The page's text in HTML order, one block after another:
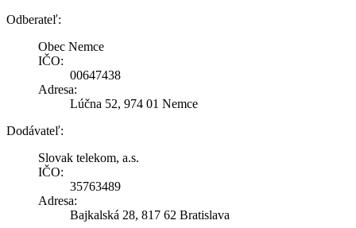
Odberateľ:
Obec Nemce
IČO:
00647438
Adresa:
Lúčna 52, 974 01 Nemce
Dodávateľ:
Slovak telekom, a.s.
IČO:
35763489
Adresa:
Bajkalská 28, 817 62 Bratislava